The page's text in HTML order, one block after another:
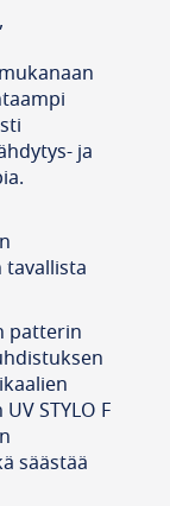
ja
patterin
STYLO F
säästää